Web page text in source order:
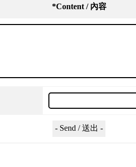
*Content / 內容